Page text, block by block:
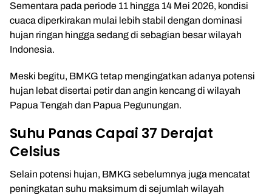
Sementara pada periode 11 hingga 14 Mei 2026, kondisi
cuaca diperkirakan mulai lebih stabil dengan dominasi
hujan ringan hingga sedang di sebagian besar wilayah
Indonesia.
Meski begitu, BMKG tetap mengingatkan adanya potensi
hujan lebat disertai petir dan angin kencang di wilayah
Papua Tengah dan Papua Pegunungan.
Suhu Panas Capai 37 Derajat
Celsius
Selain potensi hujan, BMKG sebelumnya juga mencatat
peningkatan suhu maksimum di sejumlah wilayah